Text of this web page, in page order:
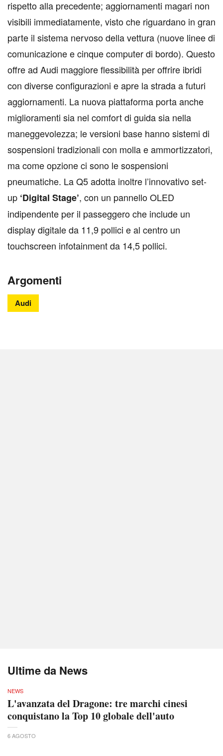
rispetto alla precedente; aggiornamenti magari non
visibili immediatamente, visto che riguardano in gran
parte il sistema nervoso della vettura (nuove linee di
comunicazione e cinque computer di bordo). Questo
offre ad Audi maggiore flessibilità per offrire ibridi
con diverse configurazioni e apre la strada a futuri
aggiornamenti. La nuova piattaforma porta anche
miglioramenti sia nel comfort di guida sia nella
maneggevolezza; le versioni base hanno sistemi di
sospensioni tradizionali con molla e ammortizzatori,
ma come opzione ci sono le sospensioni
pneumatiche. La Q5 adotta inoltre l’innovativo set-
up ‘Digital Stage’, con un pannello OLED
indipendente per il passeggero che include un
display digitale da 11,9 pollici e al centro un
touchscreen infotainment da 14,5 pollici.
Argomenti
Audi
Ultime da News
NEWS
L'avanzata del Dragone: tre marchi cinesi
conquistano la Top 10 globale dell'auto
6 AGOSTO